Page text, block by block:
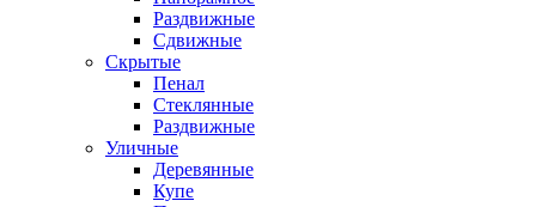
Раздвижные
Сдвижные
Скрытые
Пенал
Стеклянные
Раздвижные
Уличные
Деревянные
Купе